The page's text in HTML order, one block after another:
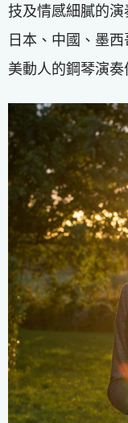
技及情感細膩的
日本、中國、墨
美動人的鋼琴演